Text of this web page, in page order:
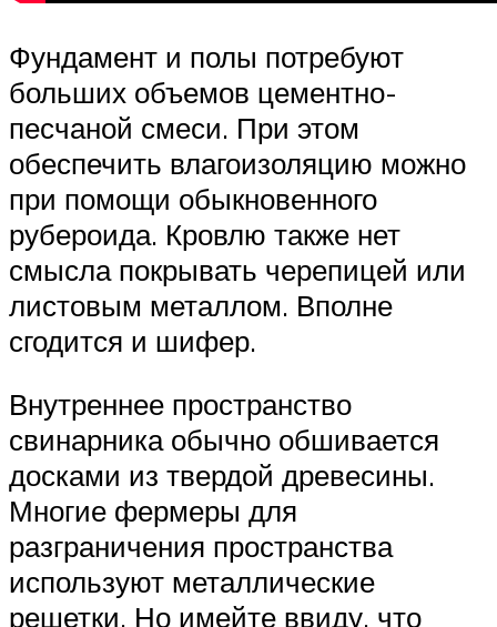
Фундамент и полы потребуют
больших объемов цементно-
песчаной смеси. При этом
обеспечить влагоизоляцию можно
при помощи обыкновенного
рубероида. Кровлю также нет
смысла покрывать черепицей или
листовым металлом. Вполне
сгодится и шифер.
Внутреннее пространство
свинарника обычно обшивается
досками из твердой древесины.
Многие фермеры для
разграничения пространства
используют металлические
решетки. Но имейте ввиду, что